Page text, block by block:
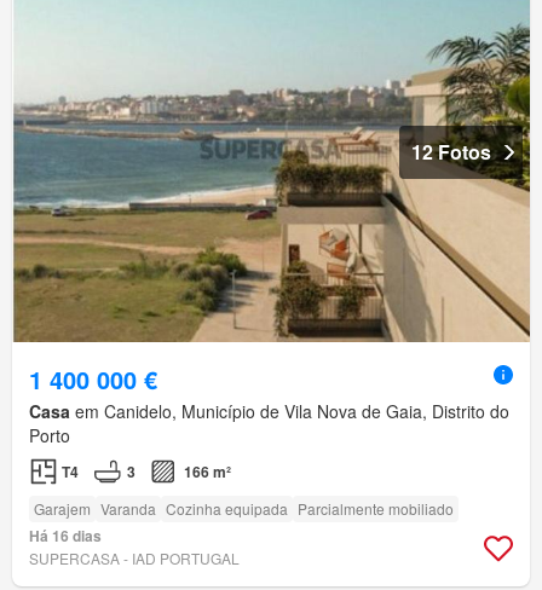
12 Fotos
1 400 000 €
Casa em Canidelo, Município de Vila Nova de Gaia, Distrito do
Porto
T4 3 166 m²
Garajem Varanda Cozinha equipada Parcialmente mobiliado
Há 16 dias
SUPERCASA - IAD PORTUGAL